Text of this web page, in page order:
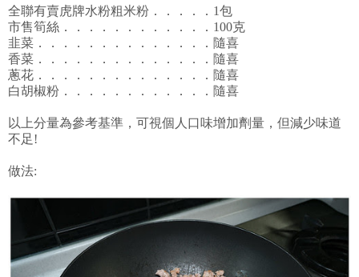
全聯有賣虎牌水粉粗米粉．．．．．1包
市售筍絲．．．．．．．．．．．．100克
韭菜．．．．．．．．．．．．．．隨喜
香菜．．．．．．．．．．．．．．隨喜
蔥花．．．．．．．．．．．．．．隨喜
白胡椒粉．．．．．．．．．．．．隨喜
以上分量為參考基準，可視個人口味增加劑量，但減少味道
不足!
做法: